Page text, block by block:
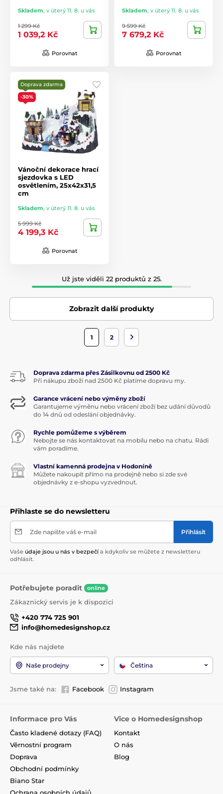
Skladem, v úterý 11. 8. u vás
1 299 Kč
1 039,2 Kč
Porovnat
Skladem, v úterý 11. 8. u vás
9 599 Kč
7 679,2 Kč
Porovnat
Doprava zdarma
-30%
Vánoční dekorace hrací
sjezdovka s LED
osvětlením, 25x42x31,5
cm
Skladem, v úterý 11. 8. u vás
5 999 Kč
4 199,3 Kč
Porovnat
Už jste viděli 22 produktů z 25.
Zobrazit další produkty
1 2
Doprava zdarma přes Zásilkovnu od 2500 Kč
Při nákupu zboží nad 2500 Kč platíme dopravu my.
Garance vrácení nebo výměny zboží
Garantujeme výměnu nebo vrácení zboží bez udání důvodů
do 14 dnů od odeslání objednávky.
Rychle pomůžeme s výběrem
Nebojte se nás kontaktovat na mobilu nebo na chatu. Rádi
vám poradíme.
Vlastní kamenná prodejna v Hodoníně
Můžete nakoupit přímo na prodejně nebo si zde své
objednávky z e-shopu vyzvednout.
Přihlaste se do newsletteru
Zde napište váš e-mail Přihlásit
Vaše údaje jsou u nás v bezpečí a kdykoliv se můžete z newsletteru
odhlásit.
Potřebujete poradit online
Zákaznický servis je k dispozici
+420 774 725 901
info@homedesignshop.cz
Kde nás najdete
Naše prodejny Čeština
Jsme také na: Facebook Instagram
Informace pro Vás
Často kladené dotazy (FAQ)
Věrnostní program
Doprava
Obchodní podmínky
Biano Star
Vice o Homedesignshop
Kontakt
O nás
Blog